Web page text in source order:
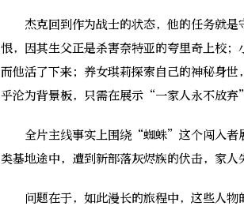
杰克回到作为战士的状态，他的任务就是
恨，因其生父正是杀害奈特亚的夸里奇上校；
而他活了下来；养女琪莉探索自己的神秘身
乎沦为背景板，只需在展示“一家人永不放弃
全片主线事实上围绕“蜘蛛”这个闯入者展
类基地途中，遭到新部落灰烬族的伏击，家人
问题在于，如此漫长的旅程中，这些人物